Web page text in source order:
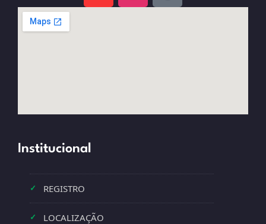
Institucional
✓ REGISTRO
✓ LOCALIZAÇÃO